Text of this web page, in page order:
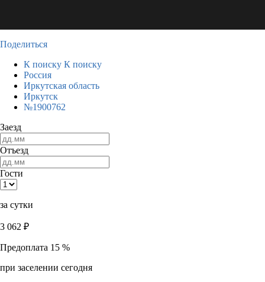
Поделиться
К поиску К поиску
Россия
Иркутская область
Иркутск
№1900762
Заезд
Отъезд
Гости
за сутки
3 062 ₽
Предоплата 15 %
при заселении сегодня